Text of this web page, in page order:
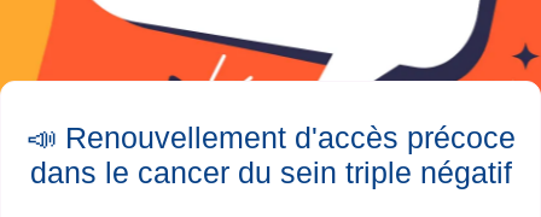
📣 Renouvellement d'accès précoce
dans le cancer du sein triple négatif